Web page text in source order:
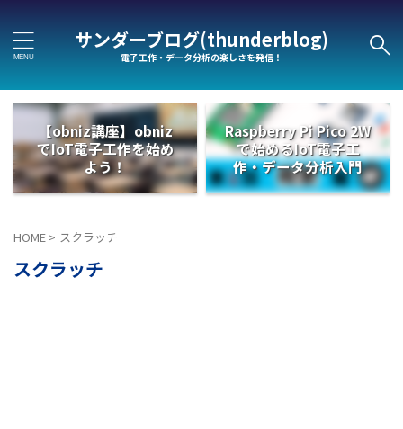
サンダーブログ(thunderblog)
電子工作・データ分析の楽しさを発信！
【obniz講座】obniz
でIoT電子工作を始め
よう！
Raspberry Pi Pico 2W
で始めるIoT電子工
作・データ分析入門
HOME > スクラッチ
スクラッチ